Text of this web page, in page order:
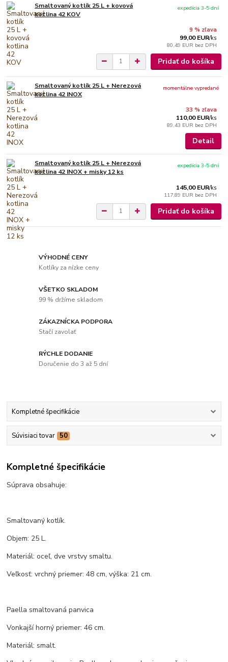
Smaltovaný kotlík 25 L + kovová
kotlina 42 KOV
9 % zľava
99,00 EUR/ks
80,49 EUR bez DPH
expedícia 3-5 dní
Pridať do košíka
Smaltovaný kotlík 25 L + Nerezová
kotlina 42 INOX
33 % zľava
110,00 EUR/ks
89,43 EUR bez DPH
momentálne vypredané
Detail
Smaltovaný kotlík 25 L + Nerezová
kotlina 42 INOX + misky 12 ks
145,00 EUR/ks
117,89 EUR bez DPH
expedícia 3-5 dní
Pridať do košíka
VÝHODNÉ CENY
Kotlíky za nízke ceny
VŠETKO SKLADOM
99 % držíme skladom
ZÁKAZNÍCKA PODPORA
Stačí zavolať
RÝCHLE DODANIE
Doručenie do 3 až 5 dní
Kompletné špecifikácie
Súvisiaci tovar 50
Kompletné špecifikácie
Súprava obsahuje:
Smaltovaný kotlík.
Objem: 25 L.
Materiál: oceľ, dve vrstvy smaltu.
Veľkosť: vrchný priemer: 48 cm, výška: 21 cm.
Paella smaltovaná panvica
Vonkajší horný priemer: 46 cm.
Materiál: smalt.